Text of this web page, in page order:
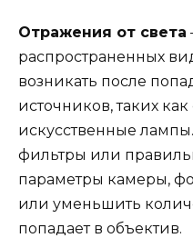
Отражения от света
распространенных
возникать после
источников, таких
искусственные
фильтры или
параметры камеры,
или уменьшить
попадает в объектив.